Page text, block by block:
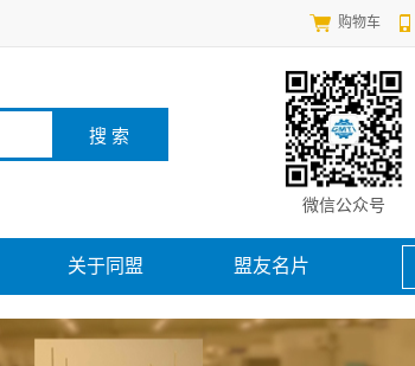
购物车
微信公众号
关于同盟 盟友名片